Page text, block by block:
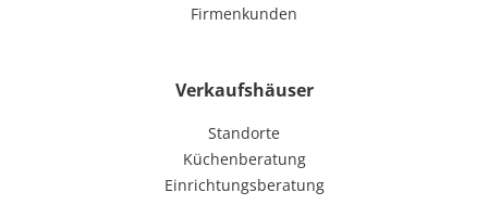
Firmenkunden
Verkaufshäuser
Standorte
Küchenberatung
Einrichtungsberatung